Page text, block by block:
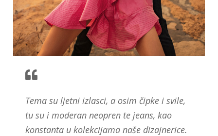
Tema su ljetni izlasci, a osim čipke i svile,
tu su i moderan neopren te jeans, kao
konstanta u kolekcijama naše dizajnerice.